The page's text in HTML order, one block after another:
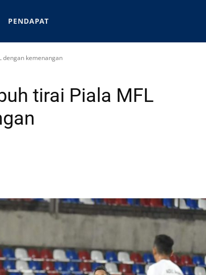
PENDAPAT
dengan kemenangan
tirai Piala MFL